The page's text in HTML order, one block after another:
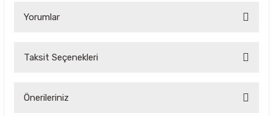
Yorumlar
Bu ürüne ilk yorumu siz yapın!
Taksit Seçenekleri
Önerileriniz